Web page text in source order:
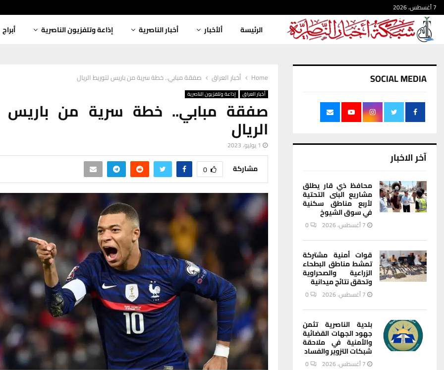
7 أغسطس، 2026
الرئيسة ألأخبار أخبار الناصرية إذاعة وتلفزيون الناصرية أبراج
Home أخبار العراق صفقة مبابي.. خطة سرية من باريس لتوريط الريال
أخبار العراق إذاعة وتلفزيون الناصرية
صفقة مبابي.. خطة سرية من باريس
الريال
1 يوليو، 2023
مشاركة 0
SOCIAL MEDIA
آخر الاخبار
محافظ ذي قار يطلق
مشاريع البنى التحتية
لأربع مناطق سكنية
في سوق الشيوخ
7 أغسطس، 2026 0
قوات أمنية مشتركة
تمشط مناطق البطحاء
الزراعية والصحراوية
وتحقق نتائج ميدانية
7 أغسطس، 2026 0
بلدية الناصرية تثمن
جهود الجهات القضائية
والأمنية في ملاحقة
شبكات التزوير والفساد
7 أغسطس، 2026 0